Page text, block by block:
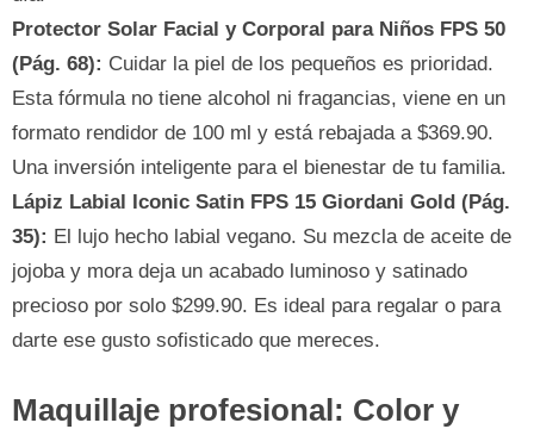
Protector Solar Facial y Corporal para Niños FPS 50
(Pág. 68): Cuidar la piel de los pequeños es prioridad.
Esta fórmula no tiene alcohol ni fragancias, viene en un
formato rendidor de 100 ml y está rebajada a $369.90.
Una inversión inteligente para el bienestar de tu familia.
Lápiz Labial Iconic Satin FPS 15 Giordani Gold (Pág.
35): El lujo hecho labial vegano. Su mezcla de aceite de
jojoba y mora deja un acabado luminoso y satinado
precioso por solo $299.90. Es ideal para regalar o para
darte ese gusto sofisticado que mereces.
Maquillaje profesional: Color y